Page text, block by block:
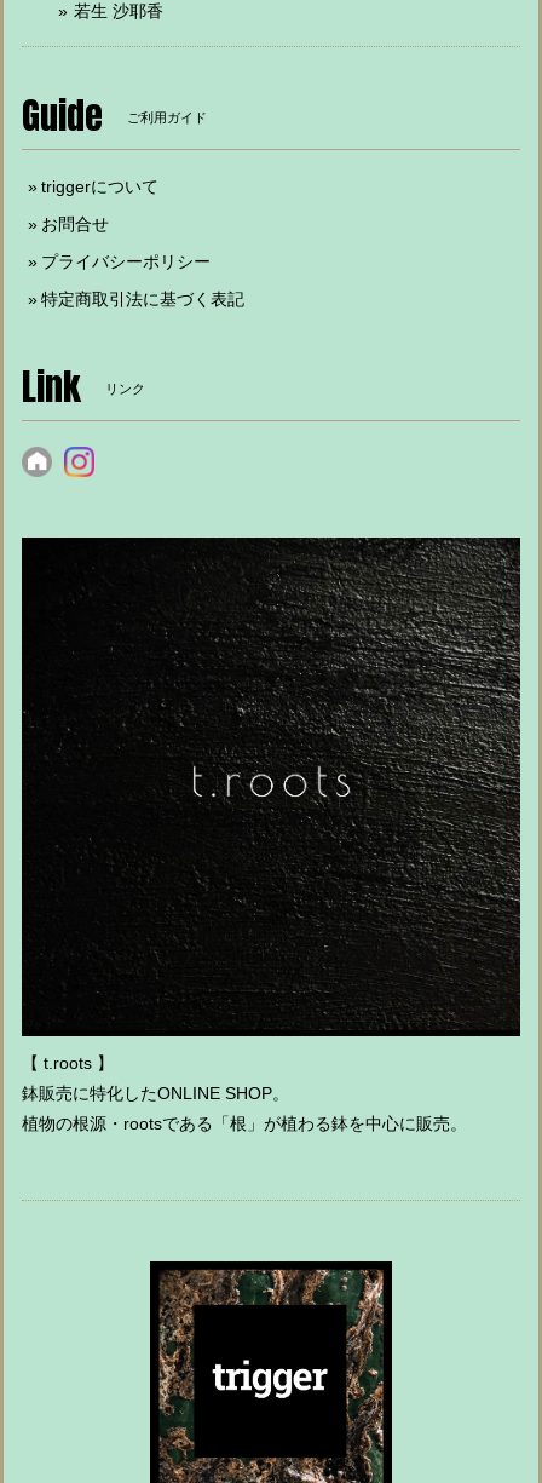
若生 沙耶香
Guide ご利用ガイド
triggerについて
お問合せ
プライバシーポリシー
特定商取引法に基づく表記
Link リンク
【 t.roots 】
鉢販売に特化したONLINE SHOP。
植物の根源・rootsである「根」が植わる鉢を中心に販売。